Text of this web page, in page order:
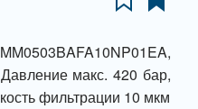
макс. 420 бар,
фильтрации 10 мкм